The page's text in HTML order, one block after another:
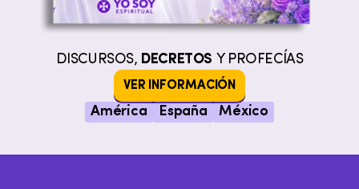
DISCURSOS, DECRETOS Y PROFECÍAS
VER INFORMACIÓN
América España México